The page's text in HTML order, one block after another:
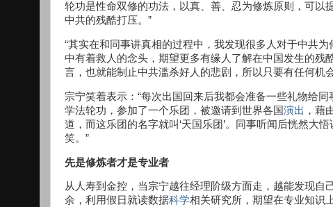
轮功是性命双修的功法，以真、善、忍为修炼原则，可以
中共的残酷打压。”
“其实在和同事讲真相的过程中，我发现很多人对于中共
中有着救人的念头，期望更多有缘人了解在中国发生的
言，也就能制止中共滥杀好人的悲剧，所以只要有任何机
宗宁笑着表示：“每次出国回来后我都会准备一些礼物给
学法轮功，参加了一个乐团，被邀请到世界各国演出 ，藉
道，而这乐团的名字就叫‘天国乐团’。同事听闻后恍然大
笑。”
先是修炼者才是专业者
从人寿到金控，当宗宁越往经理阶级方面走，越能发现
余，利用假日就读数据科学相关研究所，期望在专业知识